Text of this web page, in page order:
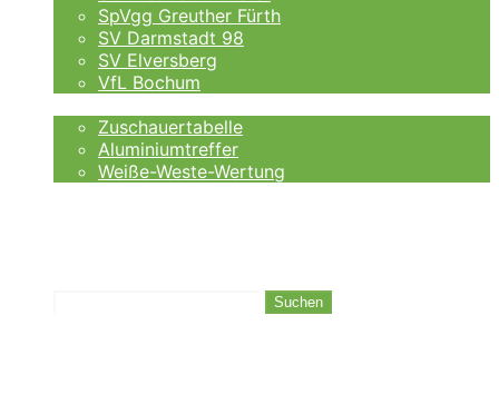
SpVgg Greuther Fürth
SV Darmstadt 98
SV Elversberg
VfL Bochum
Zuschauertabelle
Aluminiumtreffer
Weiße-Weste-Wertung
Suchen